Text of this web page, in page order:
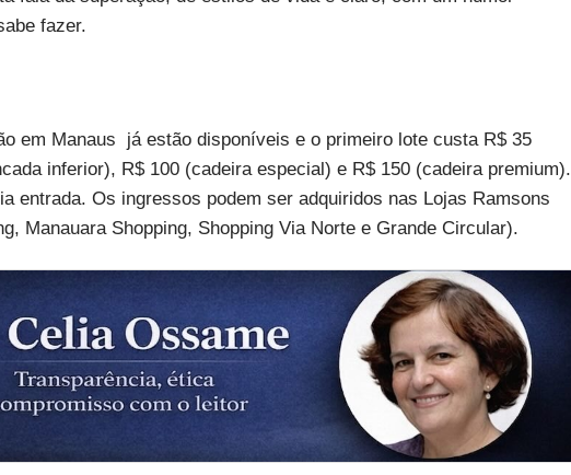
fazer.
em Manaus já estão disponíveis e o primeiro lote custa R$ 35
inferior), R$ 100 (cadeira especial) e R$ 150 (cadeira premium).
entrada. Os ingressos podem ser adquiridos nas Lojas Ramsons
Manauara Shopping, Shopping Via Norte e Grande Circular).